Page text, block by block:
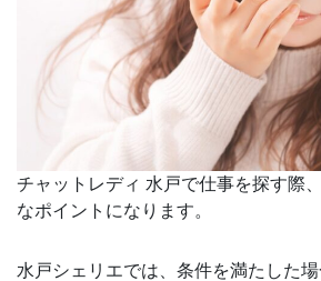
チャットレディ 水戸で仕事を探す際
なポイントになります。
水戸シェリエでは、条件を満たした